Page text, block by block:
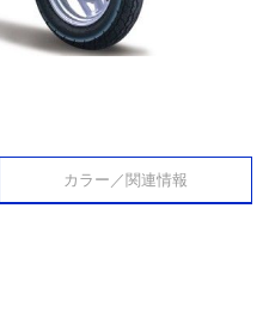
カラー／関連情報